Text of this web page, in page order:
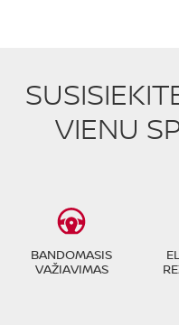
VIENU
BANDOMASIS
VAŽIAVIMAS